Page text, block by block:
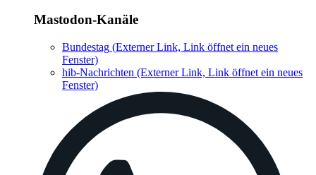
Mastodon-Kanäle
Bundestag (Externer Link, Link öffnet ein neues
Fenster)
hib-Nachrichten (Externer Link, Link öffnet ein neues
Fenster)